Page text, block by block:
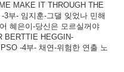
MAKE IT THROUGH THE
3부- 임지훈-그댈 잊었나 민해
혜은이-당신은 모르실꺼야
BERTTIE HEGGIN-
-4부- 채연-위험한 연출 노